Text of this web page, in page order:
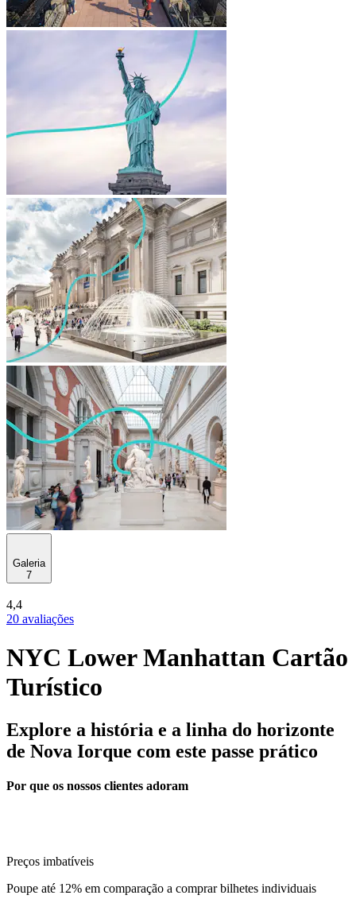
Galeria
7
4,4
20 avaliações
NYC Lower Manhattan Cartão
Turístico
Explore a história e a linha do horizonte
de Nova Iorque com este passe prático
Por que os nossos clientes adoram
Preços imbatíveis
Poupe até 12% em comparação a comprar bilhetes individuais